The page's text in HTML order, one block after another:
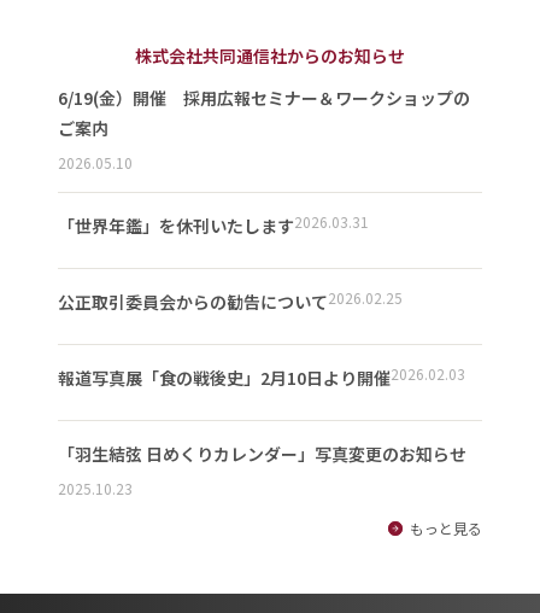
株式会社共同通信社からのお知らせ
6/19(金）開催 採用広報セミナー＆ワークショップの
ご案内
2026.05.10
「世界年鑑」を休刊いたします2026.03.31
公正取引委員会からの勧告について2026.02.25
報道写真展「食の戦後史」2月10日より開催2026.02.03
「羽生結弦 日めくりカレンダー」写真変更のお知らせ
2025.10.23
もっと見る